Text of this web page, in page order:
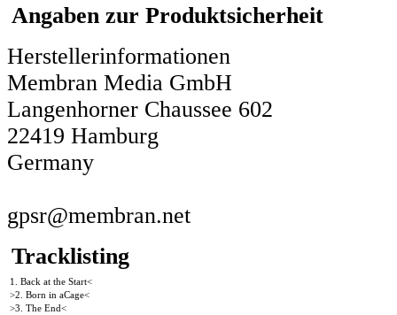
Angaben zur Produktsicherheit
Herstellerinformationen
Membran Media GmbH
Langenhorner Chaussee 602
22419 Hamburg
Germany
gpsr@membran.net
Tracklisting
1. Back at the Start<
>2. Born in aCage<
>3. The End<